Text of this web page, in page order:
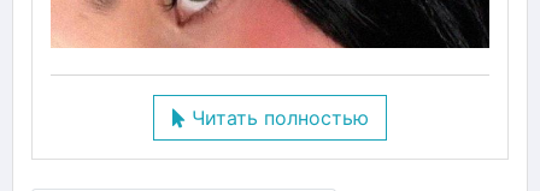
Читать полностью